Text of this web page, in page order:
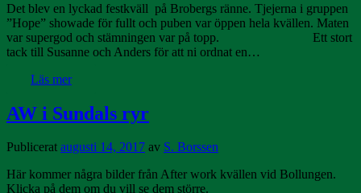
Det blev en lyckad festkväll på Brobergs ränne. Tjejerna i gruppen
”Hope” showade för fullt och puben var öppen hela kvällen. Maten
var supergod och stämningen var på topp. Ett stort
tack till Susanne och Anders för att ni ordnat en…
Läs mer
AW i Sundals ryr
Publicerat augusti 14, 2017 av S. Borssen
Här kommer några bilder från After work kvällen vid Bollungen.
Klicka på dem om du vill se dem större.